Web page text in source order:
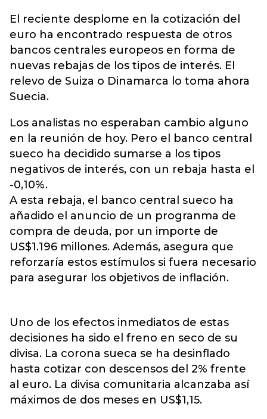
El reciente desplome en la cotización del
euro ha encontrado respuesta de otros
bancos centrales europeos en forma de
nuevas rebajas de los tipos de interés. El
relevo de Suiza o Dinamarca lo toma ahora
Suecia.
Los analistas no esperaban cambio alguno
en la reunión de hoy. Pero el banco central
sueco ha decidido sumarse a los tipos
negativos de interés, con un rebaja hasta el
-0,10%.
A esta rebaja, el banco central sueco ha
añadido el anuncio de un progranma de
compra de deuda, por un importe de
US$1.196 millones. Además, asegura que
reforzaría estos estímulos si fuera necesario
para asegurar los objetivos de inflación.
Uno de los efectos inmediatos de estas
decisiones ha sido el freno en seco de su
divisa. La corona sueca se ha desinflado
hasta cotizar con descensos del 2% frente
al euro. La divisa comunitaria alcanzaba así
máximos de dos meses en US$1,15.